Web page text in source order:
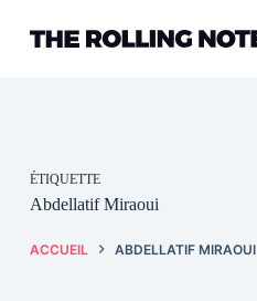
contenu
ÉTIQUETTE
Abdellatif Miraoui
ACCUEIL ABDELLATIF MIRAOUI